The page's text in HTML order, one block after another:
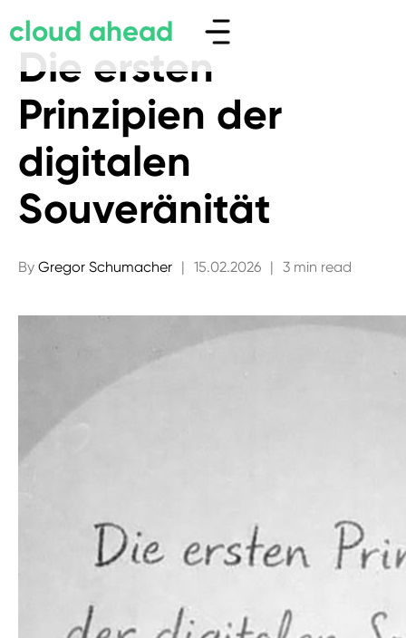
cloud ahead
Die ersten
Prinzipien der
digitalen
Souveränität
By Gregor Schumacher | 15.02.2026 | 3 min read